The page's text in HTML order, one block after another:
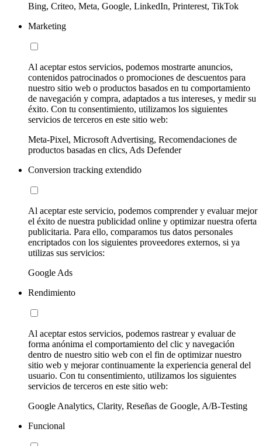
Bing, Criteo, Meta, Google, LinkedIn, Printerest, TikTok
Marketing
Al aceptar estos servicios, podemos mostrarte anuncios,
contenidos patrocinados o promociones de descuentos para
nuestro sitio web o productos basados en tu comportamiento
de navegación y compra, adaptados a tus intereses, y medir su
éxito. Con tu consentimiento, utilizamos los siguientes
servicios de terceros en este sitio web:
Meta-Pixel, Microsoft Advertising, Recomendaciones de
productos basadas en clics, Ads Defender
Conversion tracking extendido
Al aceptar este servicio, podemos comprender y evaluar mejor
el éxito de nuestra publicidad online y optimizar nuestra oferta
publicitaria. Para ello, comparamos tus datos personales
encriptados con los siguientes proveedores externos, si ya
utilizas sus servicios:
Google Ads
Rendimiento
Al aceptar estos servicios, podemos rastrear y evaluar de
forma anónima el comportamiento del clic y navegación
dentro de nuestro sitio web con el fin de optimizar nuestro
sitio web y mejorar continuamente la experiencia general del
usuario. Con tu consentimiento, utilizamos los siguientes
servicios de terceros en este sitio web:
Google Analytics, Clarity, Reseñas de Google, A/B-Testing
Funcional